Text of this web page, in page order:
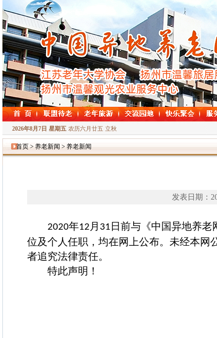
2026年8月7日 星期五 农历六月廿五 立秋
首页 > 养老新闻 > 养老新闻
发表日期：
2020年12月 31 日前与《中国异地养
位及个人任职，均在网上公布。未经本网
者追究法律责任。
特此声明！